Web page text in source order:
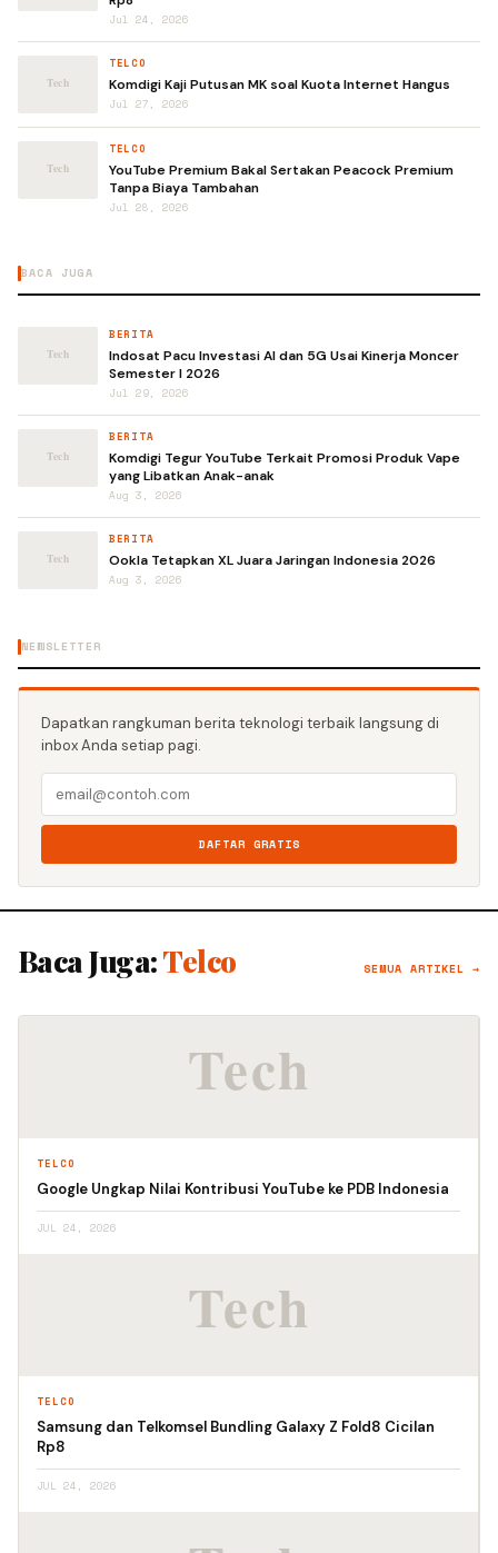
Jul 24, 2026
TELCO
Komdigi Kaji Putusan MK soal Kuota Internet Hangus
Jul 27, 2026
TELCO
YouTube Premium Bakal Sertakan Peacock Premium
Tanpa Biaya Tambahan
Jul 28, 2026
BACA JUGA
BERITA
Indosat Pacu Investasi AI dan 5G Usai Kinerja Moncer
Semester I 2026
Jul 29, 2026
BERITA
Komdigi Tegur YouTube Terkait Promosi Produk Vape
yang Libatkan Anak-anak
Aug 3, 2026
BERITA
Ookla Tetapkan XL Juara Jaringan Indonesia 2026
Aug 3, 2026
NEWSLETTER
Dapatkan rangkuman berita teknologi terbaik langsung di
inbox Anda setiap pagi.
DAFTAR GRATIS
Baca Juga:Telco SEMUA ARTIKEL →
TELCO
Google Ungkap Nilai Kontribusi YouTube ke PDB Indonesia
JUL 24, 2026
TELCO
Samsung dan Telkomsel Bundling Galaxy Z Fold8 Cicilan
Rp8
JUL 24, 2026